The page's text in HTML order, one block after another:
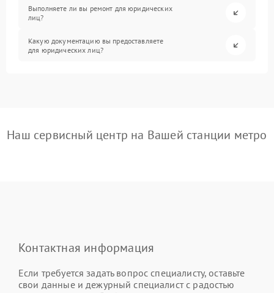
Выполняете ли вы ремонт для юридических
лиц?
Какую документацию вы предоставляете
для юридических лиц?
Наш сервисный центр на Вашей станции метро
Контактная информация
Если требуется задать вопрос специалисту, оставьте
свои данные и дежурный специалист с радостью